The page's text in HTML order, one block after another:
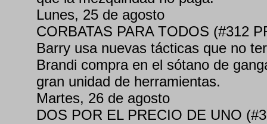
Lunes, 25 de agosto
CORBATAS PARA TODOS (#312
Barry usa nuevas tácticas que no
Brandi compra en el sótano de
gran unidad de herramientas.
Martes, 26 de agosto
DOS POR EL PRECIO DE UNO